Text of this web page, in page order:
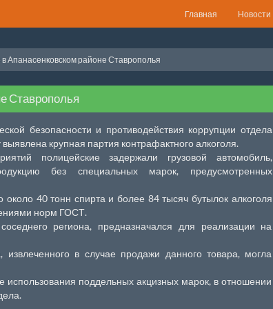
Главная Новости
Апанасенковском районе Ставрополья
Ставрополья
безопасности и противодействия коррупции отдела
крупная партия контрафактного алкоголя.
полицейские задержали грузовой автомобиль,
без специальных марок, предусмотренных
40 тонн спирта и более 84 тысяч бутылок алкоголя
норм ГОСТ.
региона, предназначался для реализации на
в случае продажи данного товара, могла
использования поддельных акцизных марок, в отношении